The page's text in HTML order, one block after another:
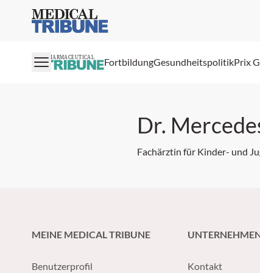
Medical Tribune
PHARMACEUTICAL FortbildungGesundheitspolitikPrix
Dr.
Fachärztin für Kinder- und
MEINE MEDICAL TRIBUNE
Benutzerprofil
Kontakt